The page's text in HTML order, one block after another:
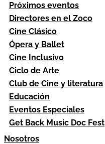
Próximos eventos
Directores en el Zoco
Cine Clásico
Ópera y Ballet
Cine Inclusivo
Ciclo de Arte
Club de Cine y literatura
Educación
Eventos Especiales
Get Back Music Doc Fest
Nosotros